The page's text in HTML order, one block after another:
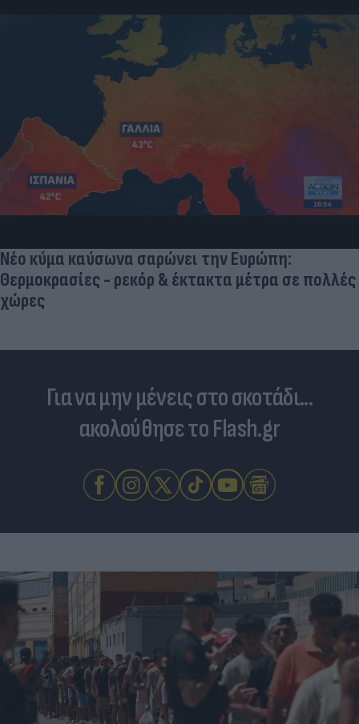
Νέο κύμα καύσωνα σαρώνει την Ευρώπη:
Θερμοκρασίες - ρεκόρ & έκτακτα μέτρα σε πολλές
χώρες
Για να μην μένεις στο σκοτάδι...
ακολούθησε το Flash.gr